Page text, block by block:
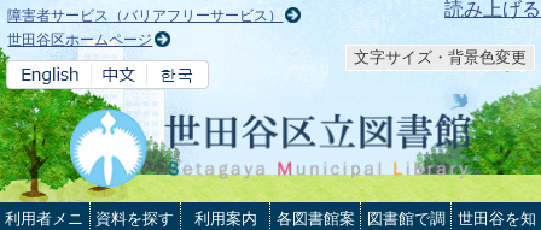
本文へ 読み上げる
障害者サービス（バリアフリーサービス）
世田谷区ホームページ
文字サイズ・背景色変更
利用者メニ
資料を探す 利用案内
各図書館案
図書館で調
世田谷を知